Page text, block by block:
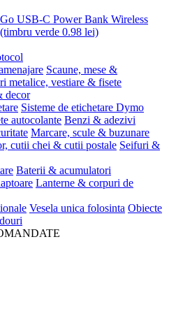
USB-C Power Bank Wireless
verde 0.98 lei)
Scaune, mese &
metalice, vestiare & fisete
decor
Sisteme de etichetare Dymo
autocolante Benzi & adezivi
Marcare, scule & buzunare
cutii chei & cutii postale Seifuri &
Baterii & acumulatori
Lanterne & corpuri de
Vesela unica folosinta Obiecte